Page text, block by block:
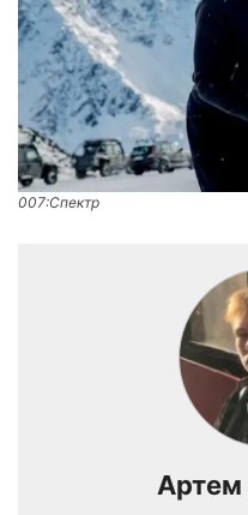
007:Спектр
Артем